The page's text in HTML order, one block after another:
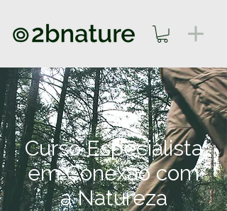
Curso Especialista
em Conexão com
a Natureza